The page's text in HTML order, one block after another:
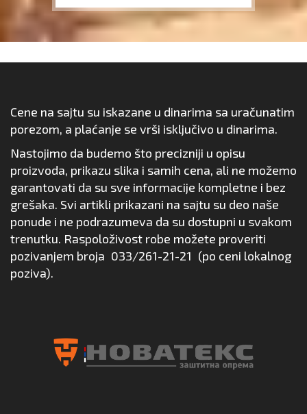
Cene na sajtu su iskazane u dinarima sa uračunatim
porezom, a plaćanje se vrši isključivo u dinarima.
Nastojimo da budemo što precizniji u opisu
proizvoda, prikazu slika i samih cena, ali ne možemo
garantovati da su sve informacije kompletne i bez
grešaka. Svi artikli prikazani na sajtu su deo naše
ponude i ne podrazumeva da su dostupni u svakom
trenutku. Raspoloživost robe možete proveriti
pozivanjem broja 033/261-21-21 (po ceni lokalnog
poziva).